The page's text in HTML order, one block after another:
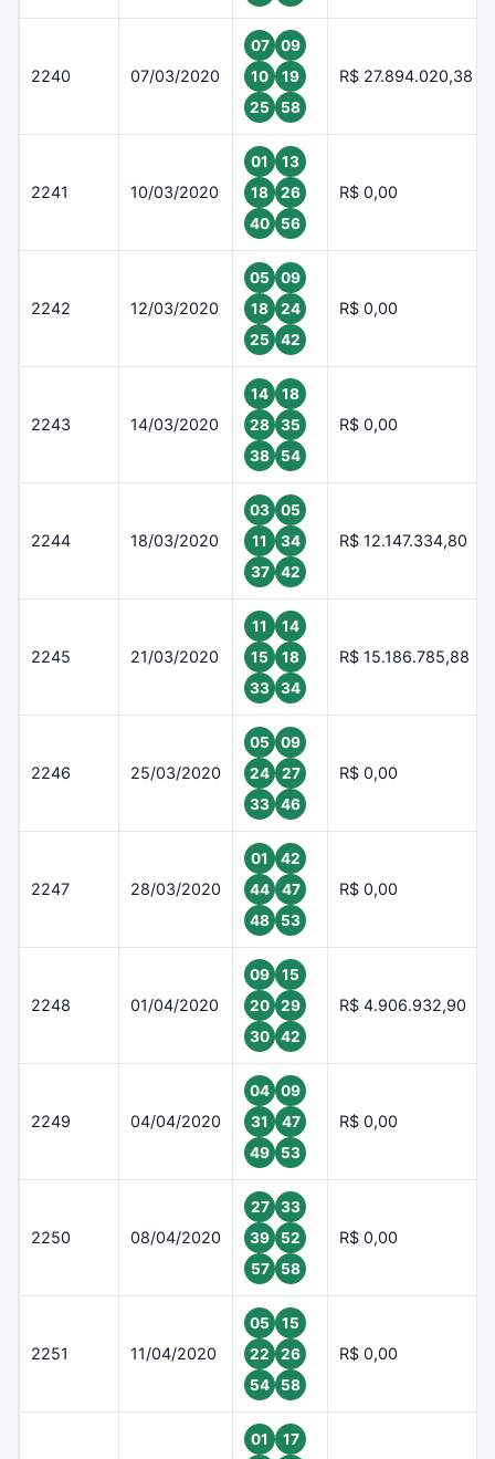
2240 07/03/2020
07
09
10
19
25
58
R$ 27.894.020,38
2241 10/03/2020
01
13
18
26
40
56
R$ 0,00
2242 12/03/2020
05
09
18
24
25
42
R$ 0,00
2243 14/03/2020
14
18
28
35
38
54
R$ 0,00
2244 18/03/2020
03
05
11
34
37
42
R$ 12.147.334,80
2245 21/03/2020
11
14
15
18
33
34
R$ 15.186.785,88
2246 25/03/2020
05
09
24
27
33
46
R$ 0,00
2247 28/03/2020
01
42
44
47
48
53
R$ 0,00
2248 01/04/2020
09
15
20
29
30
42
R$ 4.906.932,90
2249 04/04/2020
04
09
31
47
49
53
R$ 0,00
2250 08/04/2020
27
33
39
52
57
58
R$ 0,00
2251 11/04/2020
05
15
22
26
54
58
R$ 0,00
01
17